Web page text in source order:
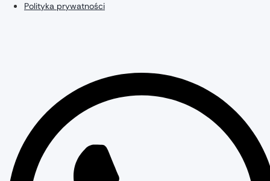
Polityka prywatności